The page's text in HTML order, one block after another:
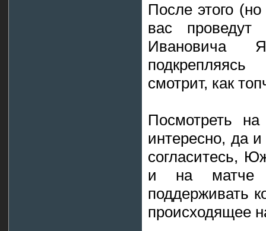
После этого
вас
Ивановича
смотрит, как
Посмотреть
интересно, да
согласитесь,
и на матче
поддерживать
происходящее